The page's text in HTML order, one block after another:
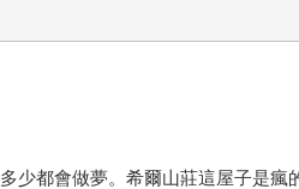
少都會做夢。希爾山莊這屋子是